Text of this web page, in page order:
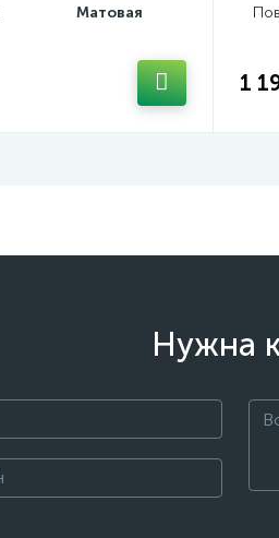
Матовая
1
Нужна